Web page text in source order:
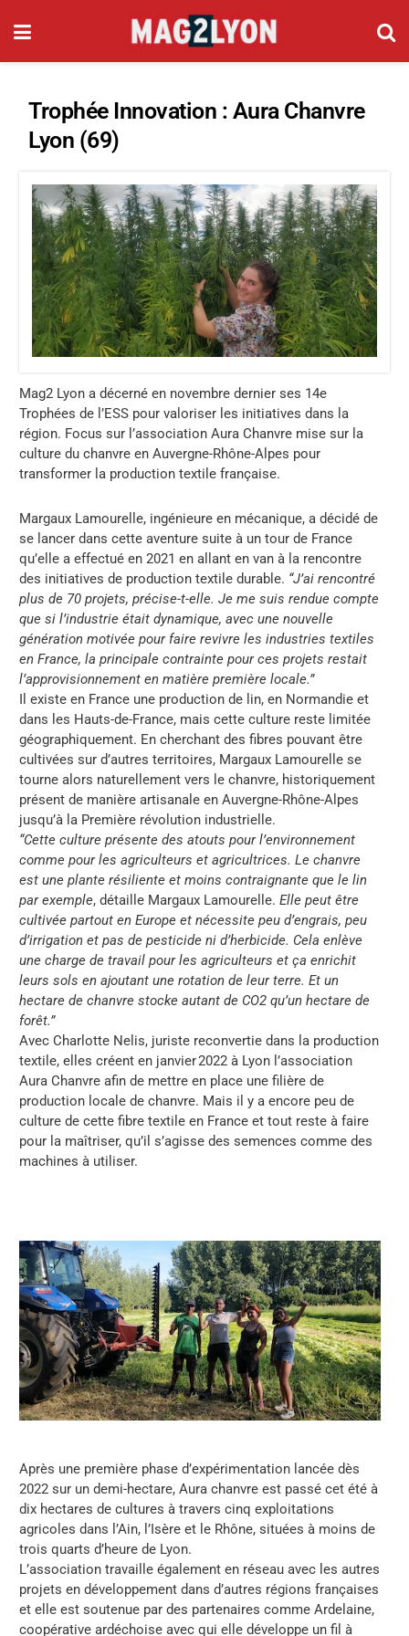
Trophée Innovation : Aura Chanvre
Lyon (69)
Mag2 Lyon a décerné en novembre dernier ses 14e
Trophées de l’ESS pour valoriser les initiatives dans la
région. Focus sur l’association Aura Chanvre mise sur la
culture du chanvre en Auvergne-Rhône-Alpes pour
transformer la production textile française.
Margaux Lamourelle, ingénieure en mécanique, a décidé de
se lancer dans cette aventure suite à un tour de France
qu’elle a effectué en 2021 en allant en van à la rencontre
des initiatives de production textile durable. “J’ai rencontré
plus de 70 projets, précise-t-elle. Je me suis rendue compte
que si l’industrie était dynamique, avec une nouvelle
génération motivée pour faire revivre les industries textiles
en France, la principale contrainte pour ces projets restait
l’approvisionnement en matière première locale.”
Il existe en France une production de lin, en Normandie et
dans les Hauts-de-France, mais cette culture reste limitée
géographiquement. En cherchant des fibres pouvant être
cultivées sur d’autres territoires, Margaux Lamourelle se
tourne alors naturellement vers le chanvre, historiquement
présent de manière artisanale en Auvergne-Rhône-Alpes
jusqu’à la Première révolution industrielle.
“Cette culture présente des atouts pour l’environnement
comme pour les agriculteurs et agricultrices. Le chanvre
est une plante résiliente et moins contraignante que le lin
par exemple, détaille Margaux Lamourelle.Elle peut être
cultivée partout en Europe et nécessite peu d’engrais, peu
d’irrigation et pas de pesticide ni d’herbicide. Cela enlève
une charge de travail pour les agriculteurs et ça enrichit
leurs sols en ajoutant une rotation de leur terre. Et un
hectare de chanvre stocke autant de CO2 qu’un hectare de
forêt.”
Avec Charlotte Nelis, juriste reconvertie dans la production
textile, elles créent en janvier 2022 à Lyon l’association
Aura Chanvre afin de mettre en place une filière de
production locale de chanvre. Mais il y a encore peu de
culture de cette fibre textile en France et tout reste à faire
pour la maîtriser, qu’il s’agisse des semences comme des
machines à utiliser.
Après une première phase d’expérimentation lancée dès
2022 sur un demi-hectare, Aura chanvre est passé cet été à
dix hectares de cultures à travers cinq exploitations
agricoles dans l’Ain, l’Isère et le Rhône, situées à moins de
trois quarts d’heure de Lyon.
L’association travaille également en réseau avec les autres
projets en développement dans d’autres régions françaises
et elle est soutenue par des partenaires comme Ardelaine,
coopérative ardéchoise avec qui elle développe un fil à